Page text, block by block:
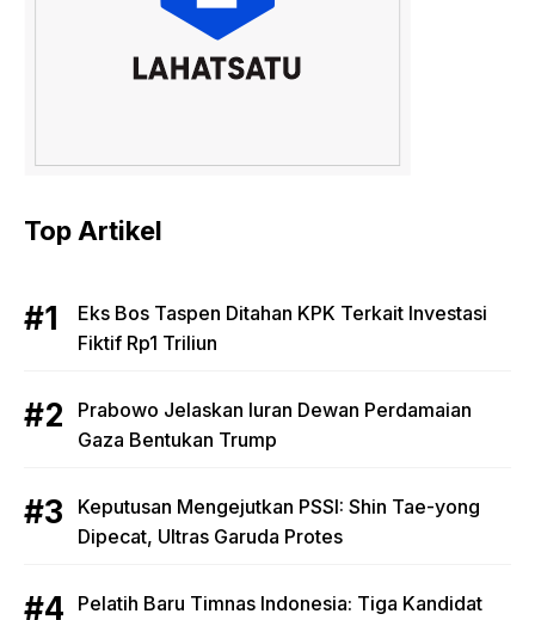
Top Artikel
Eks Bos Taspen Ditahan KPK Terkait Investasi
Fiktif Rp1 Triliun
Prabowo Jelaskan Iuran Dewan Perdamaian
Gaza Bentukan Trump
Keputusan Mengejutkan PSSI: Shin Tae-yong
Dipecat, Ultras Garuda Protes
Pelatih Baru Timnas Indonesia: Tiga Kandidat